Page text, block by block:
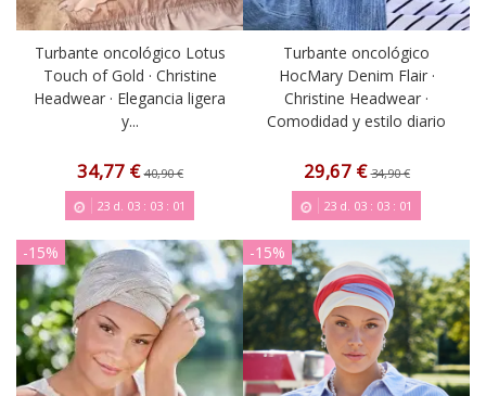
Turbante oncológico Lotus
Touch of Gold · Christine
Headwear · Elegancia ligera
y...
34,77 €40,90 €
23d. 03: 03: 00
Turbante oncológico
HocMary Denim Flair ·
Christine Headwear ·
Comodidad y estilo diario
29,67 €34,90 €
23d. 03: 03: 00
-15% -15%